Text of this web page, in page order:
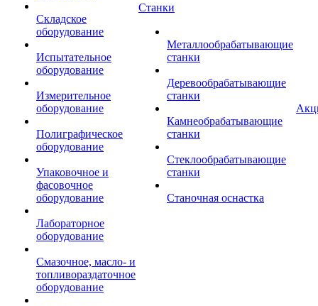
Складское
оборудование
Испытательное
оборудование
Измерительное
оборудование
Полиграфическое
оборудование
Упаковочное и
фасовочное
оборудование
Лабораторное
оборудование
Смазочное, масло- и
топливораздаточное
оборудование
Станки
Металлообрабатывающие
станки
Деревообрабатывающие
станки
Камнеобрабатывающие
станки
Стеклообрабатывающие
станки
Станочная оснастка